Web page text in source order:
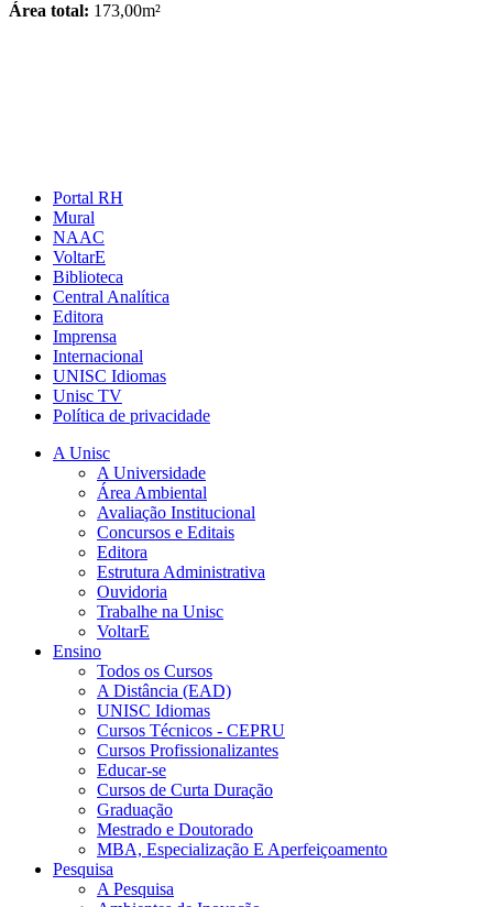
Área total: 173,00m²
Portal RH
Mural
NAAC
VoltarE
Biblioteca
Central Analítica
Editora
Imprensa
Internacional
UNISC Idiomas
Unisc TV
Política de privacidade
A Unisc
A Universidade
Área Ambiental
Avaliação Institucional
Concursos e Editais
Editora
Estrutura Administrativa
Ouvidoria
Trabalhe na Unisc
VoltarE
Ensino
Todos os Cursos
A Distância (EAD)
UNISC Idiomas
Cursos Técnicos - CEPRU
Cursos Profissionalizantes
Educar-se
Cursos de Curta Duração
Graduação
Mestrado e Doutorado
MBA, Especialização E Aperfeiçoamento
Pesquisa
A Pesquisa